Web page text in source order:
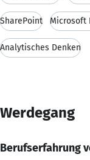
SharePoint Microsoft
Analytisches Denken
Werdegang
Berufserfahrung